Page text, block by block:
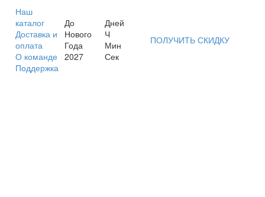
Наш
каталог
Доставка и
оплата
О команде
Поддержка
До
Нового
Года
2027
Дней
Ч
Мин
Сек
ПОЛУЧИТЬ СКИДКУ